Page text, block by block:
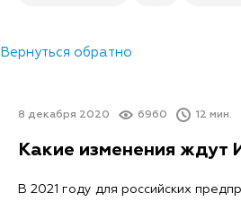
Вернуться обратно
8 декабря 2020 6960 12 мин.
Какие изменения ждут
В 2021 году для российских